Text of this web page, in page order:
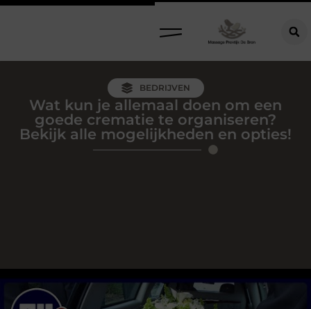
BEDRIJVEN
Wat kun je allemaal doen om een
goede crematie te organiseren?
Bekijk alle mogelijkheden en opties!